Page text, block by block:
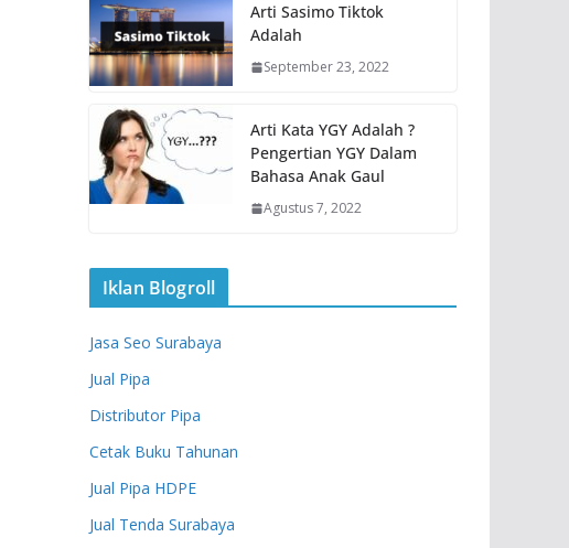
Arti Sasimo Tiktok
Adalah
September 23, 2022
Arti Kata YGY Adalah ?
Pengertian YGY Dalam
Bahasa Anak Gaul
Agustus 7, 2022
Iklan Blogroll
Jasa Seo Surabaya
Jual Pipa
Distributor Pipa
Cetak Buku Tahunan
Jual Pipa HDPE
Jual Tenda Surabaya